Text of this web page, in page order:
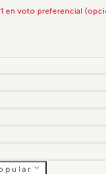
en voto preferencial